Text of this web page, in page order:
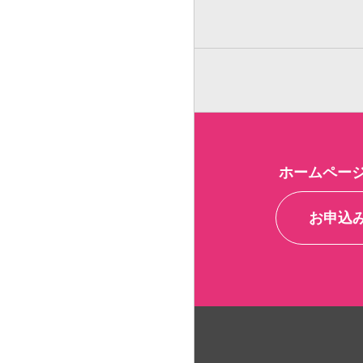
ホームペー
お申込